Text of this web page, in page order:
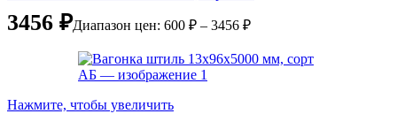
3456 ₽Диапазон цен: 600 ₽ – 3456 ₽
Нажмите, чтобы увеличить